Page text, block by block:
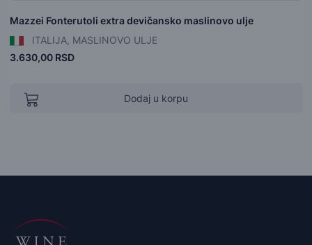
Mazzei Fonterutoli extra devičansko maslinovo ulje
ITALIJA, MASLINOVO ULJE
3.630,00 RSD
Dodaj u korpu